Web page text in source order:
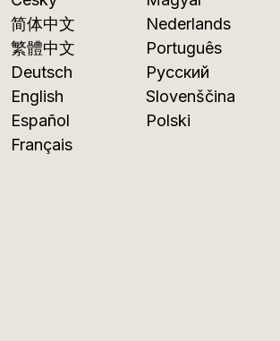
简体中文
繁體中文
Deutsch
English
Español
Français
Nederlands
Português
Русский
Slovenščina
Polski